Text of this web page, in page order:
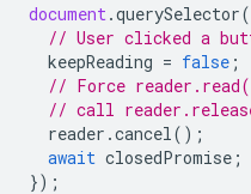
document.querySelector(
// User clicked a
keepReading = false ;
// Force
// call
reader .cancel();
await closedPromise ;
});